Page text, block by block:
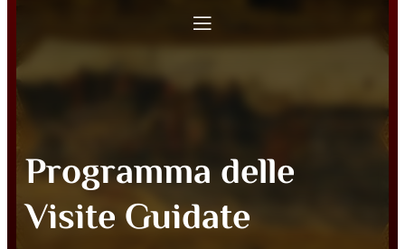
Programma delle
Visite Guidate